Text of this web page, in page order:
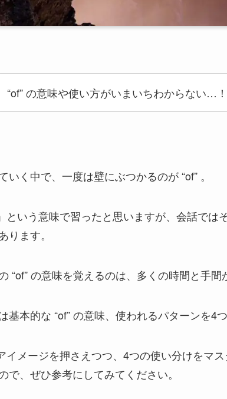
“of” の意味や使い方がいまいちわからない…！
いく中で、一度は壁にぶつかるのが “of” 。
という意味で習ったと思いますが、会話では
ります。
“of” の意味を覚えるのは、多くの時間と手
基本的な “of” の意味、使われるパターンを4
イメージを押さえつつ、4つの使い分けをマ
で、ぜひ参考にしてみてください。